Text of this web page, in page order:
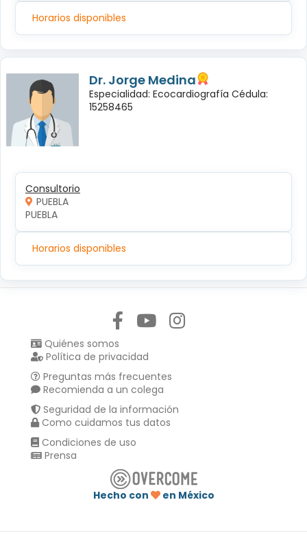
Horarios disponibles
Dr. Jorge Medina
Especialidad: Ecocardiografía Cédula:
15258465
Consultorio
PUEBLA
PUEBLA
Horarios disponibles
Quiénes somos
Política de privacidad
Preguntas más frecuentes
Recomienda a un colega
Seguridad de la información
Como cuidamos tus datos
Condiciones de uso
Prensa
Hecho con
en México